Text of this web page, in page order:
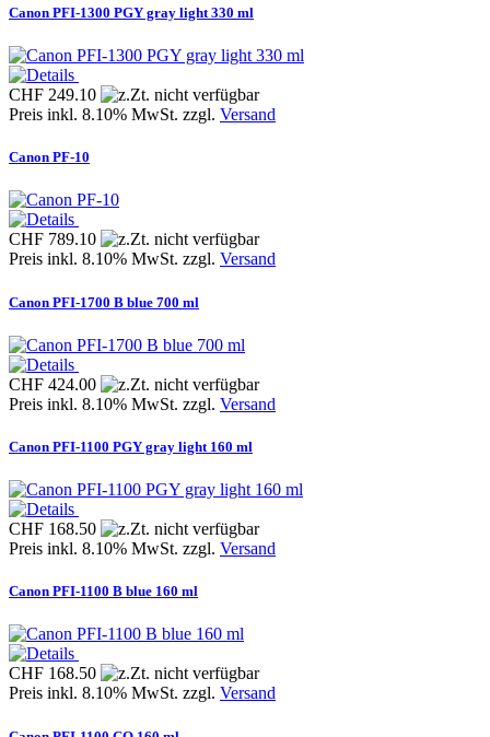
Canon PFI-1300 PGY gray light 330 ml
CHF 249.10
Preis inkl. 8.10% MwSt. zzgl. Versand
Canon PF-10
CHF 789.10
Preis inkl. 8.10% MwSt. zzgl. Versand
Canon PFI-1700 B blue 700 ml
CHF 424.00
Preis inkl. 8.10% MwSt. zzgl. Versand
Canon PFI-1100 PGY gray light 160 ml
CHF 168.50
Preis inkl. 8.10% MwSt. zzgl. Versand
Canon PFI-1100 B blue 160 ml
CHF 168.50
Preis inkl. 8.10% MwSt. zzgl. Versand